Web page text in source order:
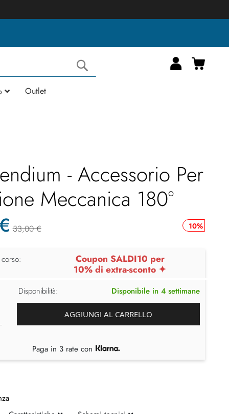
Cerca
Carrello
Outlet
- Accessorio Per
Meccanica 180°
10%
33,00 €
Coupon SALDI10 per
10% di extra-sconto ✦
Disponibilità: Disponibile in 4 settimane
AGGIUNGI AL CARRELLO
Paga in 3 rate con